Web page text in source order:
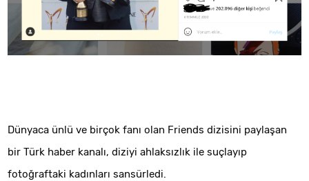
Dünyaca ünlü ve birçok fanı olan Friends dizisini paylaşan
bir Türk haber kanalı, diziyi ahlaksızlık ile suçlayıp
fotoğraftaki kadınları sansürledi.